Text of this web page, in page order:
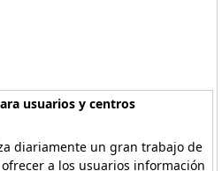
usuarios y centros
diariamente un gran trabajo de
a los usuarios información